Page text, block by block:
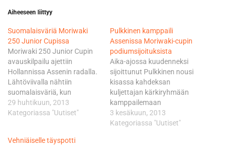
Aiheeseen liittyy
Suomalaisväriä Moriwaki
250 Junior Cupissa
Moriwaki 250 Junior Cupin
avauskilpailu ajettiin
Hollannissa Assenin radalla.
Lähtöviivalla nähtiin
suomalaisväriä, kun
ruudukkoon asettuivat Aslan
Hasan, Patrik Pulkkinen ja
Suomalaiskolmikon vauhti
29 huhtikuun, 2013
Kategoriassa "Uutiset"
Pulkkinen kamppaili
Assenissa Moriwaki-cupin
podiumsijoituksista
Aika-ajossa kuudenneksi
sijoittunut Pulkkinen nousi
kisassa kahdeksan
kuljettajan kärkiryhmään
kamppailemaan
podiumsijoituksista. Moto3-
luokan pyöräänsä jo viikolla
3 kesäkuun, 2013
Kategoriassa "Uutiset"
Vehniäiselle täyspotti